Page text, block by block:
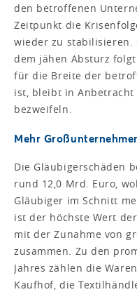
den betroffenen
Zeitpunkt die
wieder zu stabilisieren.
dem jähen Absturz
für die Breite der
ist, bleibt in Anbetracht
bezweifeln.
Mehr
Die Gläubigerschäden
rund 12,0 Mrd. Euro,
Gläubiger im Schnitt
ist der höchste Wert
mit der Zunahme von
zusammen. Zu den
Jahres zählen die
Kaufhof, die